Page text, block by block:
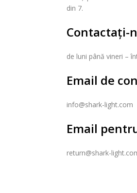
din 7.
Contactați-
de luni până vineri –
Email de
info@shark-light.com
Email
return@shark-